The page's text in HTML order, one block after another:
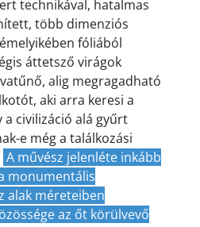
technikával, hatalmas
több dimenziós
fóliából
áttetsző virágok
alig megragadható
aki arra keresi a
a civilizáció alá gyűrt
e még a találkozási
A művész jelenléte inkább
monumentális
alak méreteiben
az őt körülvevő